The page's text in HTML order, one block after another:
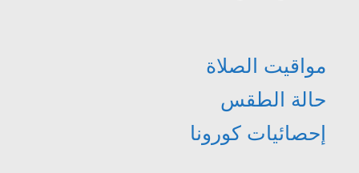
مواقيت الصلاة
حالة الطقس
إحصائيات كورونا